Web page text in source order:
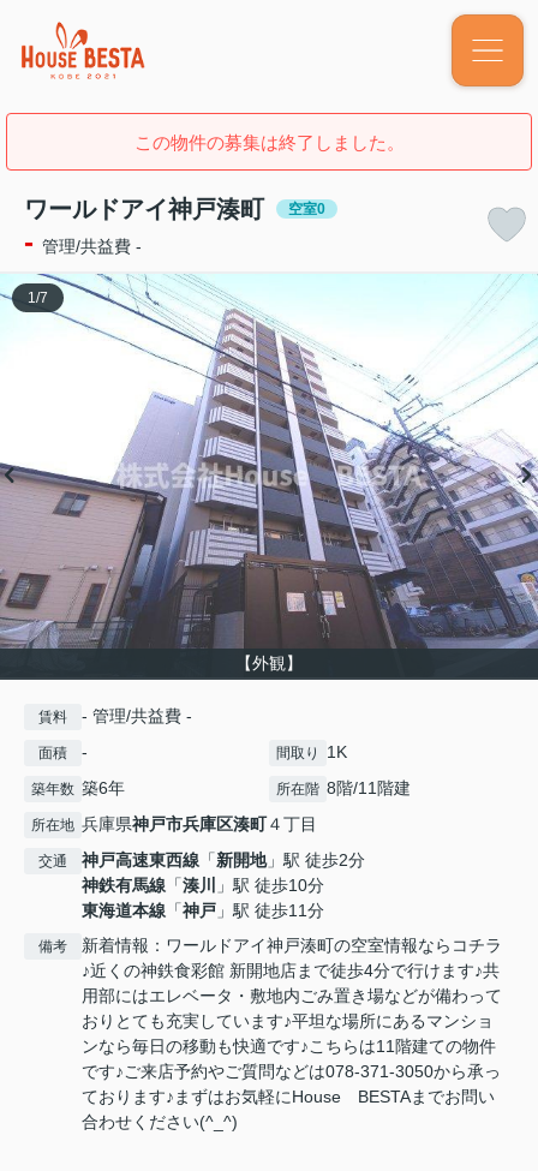
この物件の募集は終了しました。
ワールドアイ神戸湊町 空室0
- 管理/共益費 -
【外観】
1 /7
賃料 - 管理/共益費 -
面積 - 間取り 1K
築年数 築6年 所在階 8階/11階建
所在地 兵庫県神戸市兵庫区湊町４丁目
交通 神戸高速東西線 「新開地」駅 徒歩2分
神鉄有馬線 「湊川
」駅 徒歩10分
東海道本線 「神戸 」駅 徒歩11分
備考
新着情報：ワールドアイ神戸湊町の空室情報ならコチラ
♪近くの神鉄食彩館 新開地店まで徒歩4分で行けます♪共
用部にはエレベータ・敷地内ごみ置き場などが備わって
おりとても充実しています♪平坦な場所にあるマンショ
ンなら毎日の移動も快適です♪こちらは11階建ての物件
です♪ご来店予約やご質問などは078-371-3050から承っ
ております♪まずはお気軽にHouse BESTAまでお問い
合わせください(^_^)